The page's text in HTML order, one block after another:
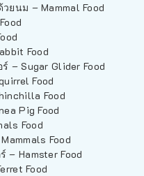
ยนม – Mammal Food
Food
– Sugar Glider Food
Food
Food
Pig Food
Food
Food
– Hamster Food
Food